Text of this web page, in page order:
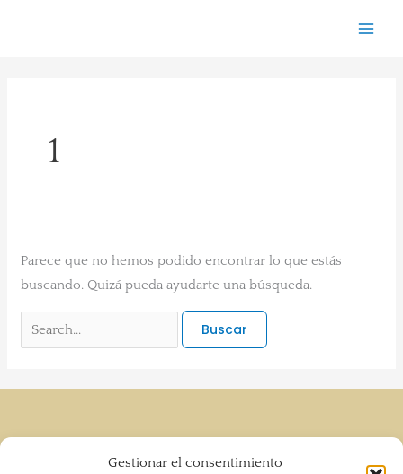
Gestionar el consentimiento
1
Parece que no hemos podido encontrar lo que estás
buscando. Quizá pueda ayudarte una búsqueda.
Copyright © 2026 Hotel Paqui | Anito y Paqui SL |